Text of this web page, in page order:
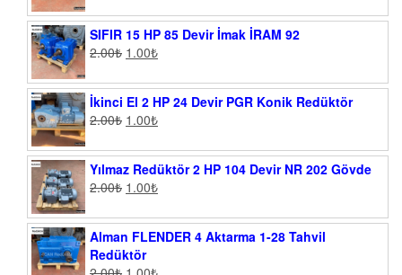
SIFIR 15 HP 85 Devir İmak İRAM 92
2.00₺ 1.00₺
İkinci El 2 HP 24 Devir PGR Konik Redüktör
2.00₺ 1.00₺
Yılmaz Redüktör 2 HP 104 Devir NR 202 Gövde
2.00₺ 1.00₺
Alman FLENDER 4 Aktarma 1-28 Tahvil
Redüktör